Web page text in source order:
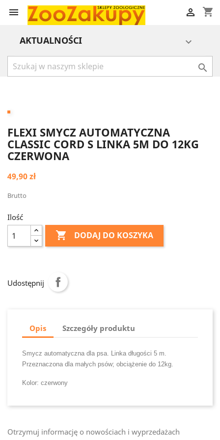
 shopping_cart

AKTUALNOŚCI 

FLEXI SMYCZ AUTOMATYCZNA
CLASSIC CORD S LINKA 5M DO 12KG
CZERWONA
49,90 zł
Brutto
Ilość
 DODAJ DO KOSZYKA
Udostępnij
Opis Szczegóły produktu
Smycz automatyczna dla psa. Linka długości 5 m.
Przeznaczona dla małych psów; obciążenie do 12kg.
Kolor: czerwony
Otrzymuj informację o nowościach i wyprzedażach